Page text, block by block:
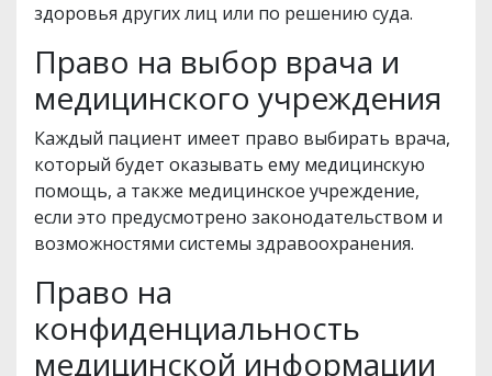
здоровья других лиц или по решению суда.
Право на выбор врача и
медицинского учреждения
Каждый пациент имеет право выбирать врача,
который будет оказывать ему медицинскую
помощь, а также медицинское учреждение,
если это предусмотрено законодательством и
возможностями системы здравоохранения.
Право на
конфиденциальность
медицинской информации